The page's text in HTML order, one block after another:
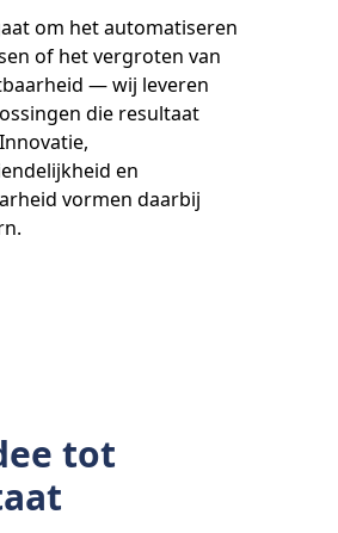
om het automatiseren
of het vergroten van
— wij leveren
die resultaat
en
vormen daarbij
tot